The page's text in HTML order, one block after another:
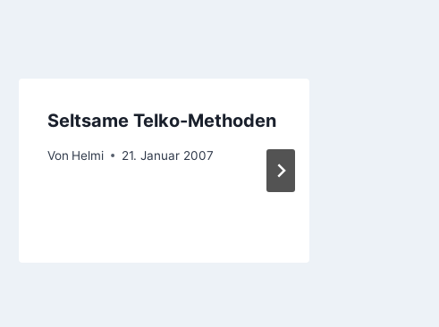
Seltsame Telko-Methoden
Von Helmi 21. Januar 2007